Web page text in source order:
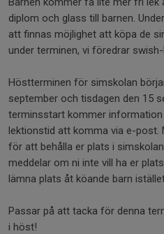
diplom och glass till barnen.
att finnas möjlighet att köpa de
under terminen, vi föredrar
Höstterminen för simskolan
september och tisdagen den 15
terminsstart kommer
lektionstid att komma via e-post.
för att behålla er plats i
meddelar om ni inte vill ha er
lämna plats åt köande barn
Passar på att tacka för denna
i höst!